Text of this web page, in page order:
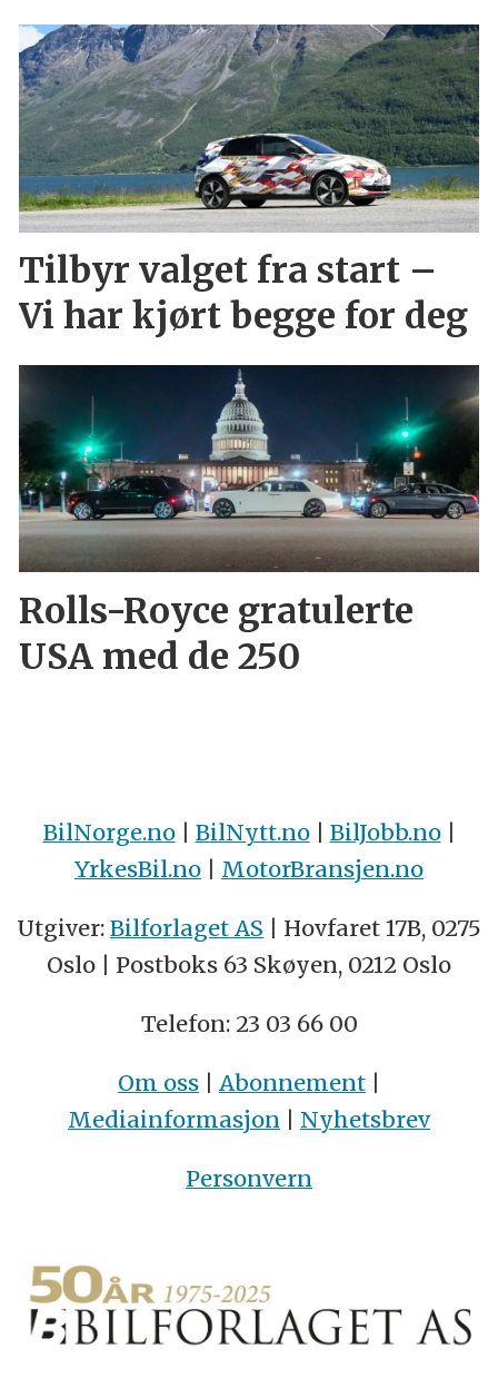
Tilbyr valget fra start –
Vi har kjørt begge for deg
Rolls-Royce gratulerte
USA med de 250
BilNorge.no| BilNytt.no| BilJobb.no|
YrkesBil.no | MotorBransjen.no
Utgiver: Bilforlaget AS | Hovfaret 17B, 0275
Oslo | Postboks 63 Skøyen, 0212 Oslo
Telefon: 23 03 66 00
Om oss | Abonnement |
Mediainformasjon | Nyhetsbrev
Personvern